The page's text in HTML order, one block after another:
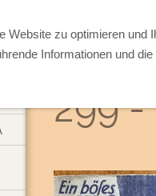
299 -
Website zu optimieren und
Informationen und